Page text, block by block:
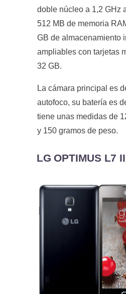
doble núcleo a 1,2 GHz
512 MB de memoria
GB de almacenamiento
ampliables con tarjetas
32 GB.
La cámara principal es
autofoco, su batería es
tiene unas medidas de
y 150 gramos de peso.
LG OPTIMUS L7 II